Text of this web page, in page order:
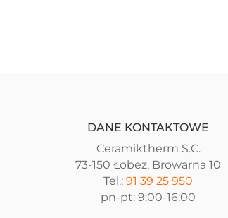
DANE KONTAKTOWE
Ceramiktherm S.C.
73-150 Łobez, Browarna 10
Tel.:91 39 25 950
pn-pt: 9:00-16:00